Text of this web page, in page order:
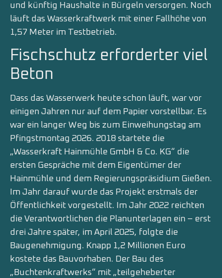
und künftig Haushalte in Bürgeln versorgen. Noch
läuft das Wasserkraftwerk mit einer Fallhöhe von
1,57 Meter im Testbetrieb.
Fischschutz erforderter viel
Beton
Dass das Wasserwerk heute schon läuft, war vor
einigen Jahren nur auf dem Papier vorstellbar. Es
war ein langer Weg bis zum Einweihungstag am
Pfingstmontag 2026. 2018 startete die
„Wasserkraft Hainmühle GmbH & Co. KG“ die
ersten Gespräche mit dem Eigentümer der
Hainmühle und dem Regierungspräsidium Gießen.
Im Jahr darauf wurde das Projekt erstmals der
Öffentlichkeit vorgestellt. Im Jahr 2022 reichten
die Verantwortlichen die Planunterlagen ein – erst
drei Jahre später, im April 2025, folgte die
Baugenehmigung. Knapp 1,2 Millionen Euro
kostete das Bauvorhaben. Der Bau des
„Buchtenkraftwerks“ mit „teilgeheberter